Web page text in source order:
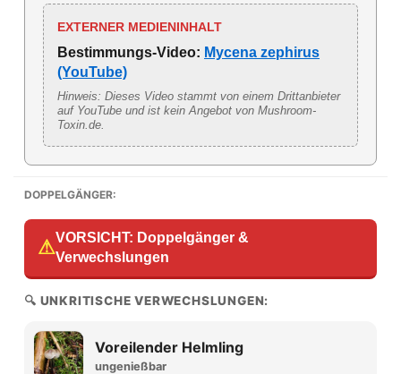
EXTERNER MEDIENINHALT
Bestimmungs-Video: Mycena zephirus
(YouTube)
Hinweis: Dieses Video stammt von einem Drittanbieter
auf YouTube und ist kein Angebot von Mushroom-
Toxin.de.
DOPPELGÄNGER:
⚠VORSICHT: Doppelgänger &
Verwechslungen
🔍 UNKRITISCHE VERWECHSLUNGEN:
Voreilender Helmling
ungenießbar